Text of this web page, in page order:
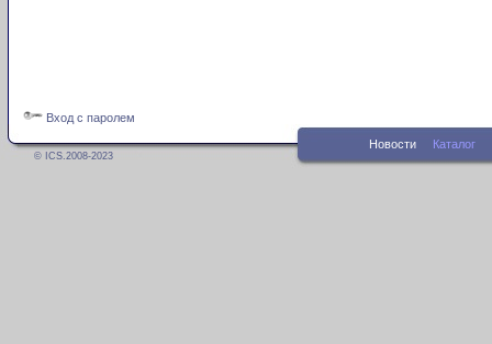
Вход с паролем
© ICS.2008-2023
Новости Каталог